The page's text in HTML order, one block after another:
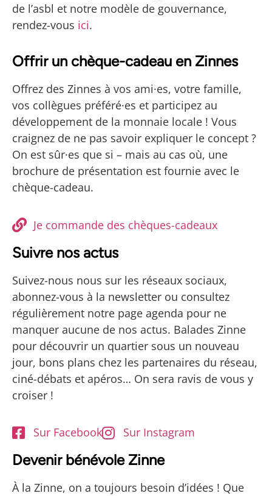
de l’asbl et notre modèle de gouvernance,
rendez-vous ici.
Offrir un chèque-cadeau en Zinnes
Offrez des Zinnes à vos ami·es, votre famille,
vos collègues préféré·es et participez au
développement de la monnaie locale ! Vous
craignez de ne pas savoir expliquer le concept ?
On est sûr·es que si – mais au cas où, une
brochure de présentation est fournie avec le
chèque-cadeau.
Je commande des chèques-cadeaux
Suivre nos actus
Suivez-nous nous sur les réseaux sociaux,
abonnez-vous à la newsletter ou consultez
régulièrement notre page agenda pour ne
manquer aucune de nos actus. Balades Zinne
pour découvrir un quartier sous un nouveau
jour, bons plans chez les partenaires du réseau,
ciné-débats et apéros… On sera ravis de vous y
croiser !
Sur Facebook Sur Instagram
Devenir bénévole Zinne
À la Zinne, on a toujours besoin d’idées ! Que